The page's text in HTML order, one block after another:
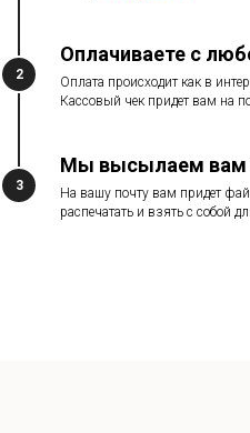
2
Оплачиваете с
Оплата происходит как в
Кассовый чек придет вам на
3
Мы высылаем вам
На вашу почту вам придет
распечатать и взять с собой